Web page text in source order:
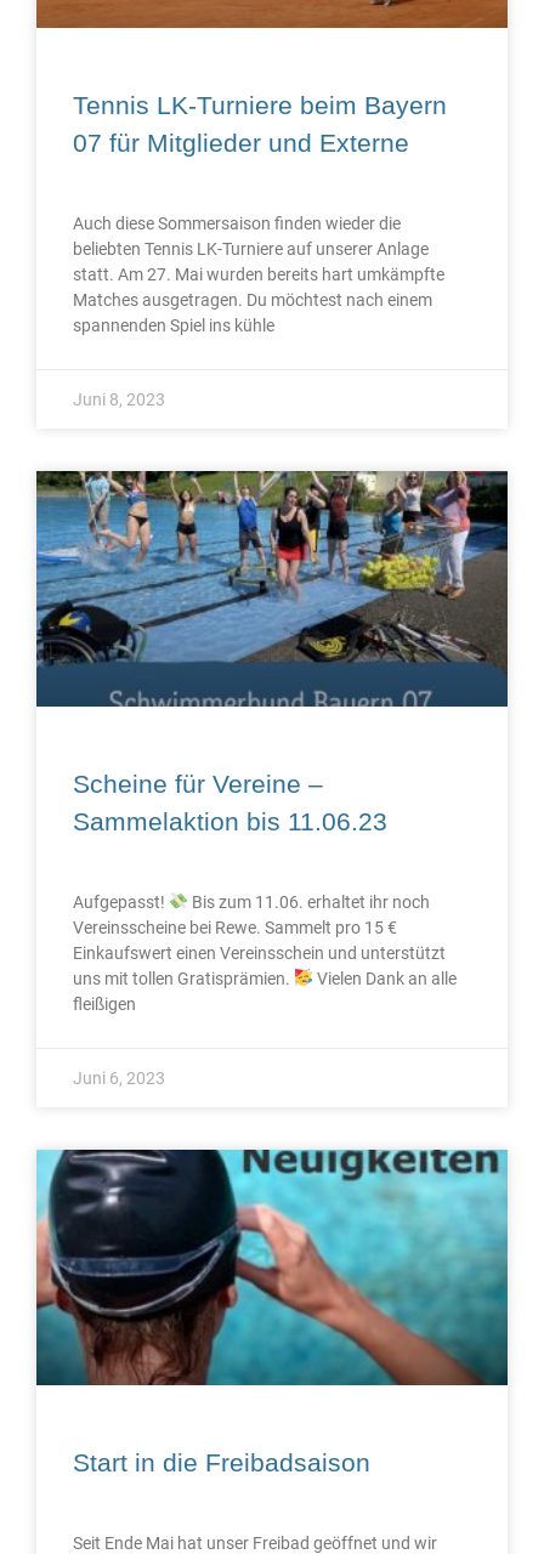
Tennis LK-Turniere beim Bayern
07 für Mitglieder und Externe
Auch diese Sommersaison finden wieder die
beliebten Tennis LK-Turniere auf unserer Anlage
statt. Am 27. Mai wurden bereits hart umkämpfte
Matches ausgetragen. Du möchtest nach einem
spannenden Spiel ins kühle
Juni 8, 2023
Scheine für Vereine –
Sammelaktion bis 11.06.23
Aufgepasst!
Bis zum 11.06. erhaltet ihr noch
Vereinsscheine bei Rewe. Sammelt pro 15 €
Einkaufswert einen Vereinsschein und unterstützt
uns mit tollen Gratisprämien.
Vielen Dank an alle
fleißigen
Juni 6, 2023
Start in die Freibadsaison
Seit Ende Mai hat unser Freibad geöffnet und wir